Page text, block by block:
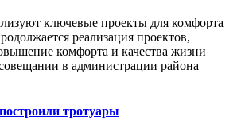
ключевые проекты для комфорта
реализация проектов,
комфорта и качества жизни
в администрации района
тротуары